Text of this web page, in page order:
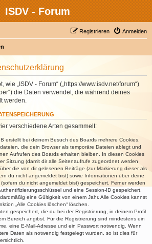
ISDV - Forum
Anmelden
Registrieren
„ISDV - Forum“ („https://www.isdv.net/forum“)
die Daten verwendet, die während deines
werden.
verschiedene Arten gesammelt:
erstellt bei deinem Besuch des Boards mehrere Cookies.
die dein Browser als temporäre Dateien ablegt und
Aufrufen des Boards erhalten bleiben. In diesen Cookies
Sitzung (damit dir alle Seitenaufrufe zugeordnet werden
die von dir gelesenen Beiträge (zur Markierung dieser als
du nicht angemeldet bist) sowie Informationen über deine
du nicht angemeldet bist) gespeichert. Ferner werden
und eine Session-ID gespeichert.
eine Gültigkeit von einem Jahr. Alle Cookies kannst
„Alle Cookies löschen“ löschen.
gespeichert, die du bei der Registrierung, in deinem Profil
Bereich angibst. Für die Registrierung sind mindestens ein
eine E-Mail-Adresse und ein Passwort notwendig. Wenn
Daten als notwendig festgelegt wurden, so ist dies für